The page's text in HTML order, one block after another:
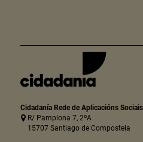
Cidadanía Rede de Aplicacións
R/ Pamplona 7, 2ºA
15707 Santiago de Compostela